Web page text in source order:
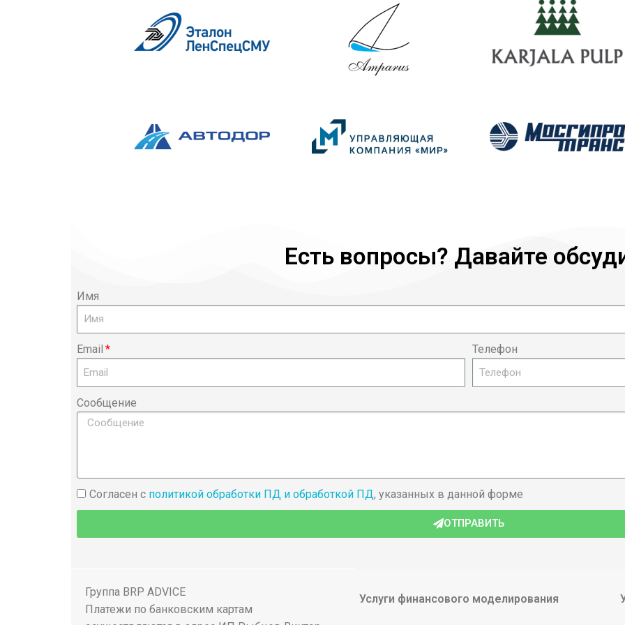
Есть вопросы? Давайте
Имя
Email Телефон
Сообщение
Согласен с политикой обработки ПД и обработкой ПД, указанных в данной форме
ОТПРАВИТЬ
Группа BRP ADVICE
Платежи по банковским картам
Услуги финансового моделирования